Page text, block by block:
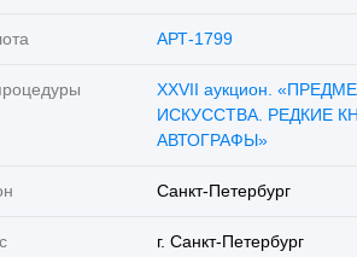
АРТ-1799
XXVII аукцион.
ИСКУССТВА. РЕДКИЕ
АВТОГРАФЫ»
Санкт-Петербург
г. Санкт-Петербург